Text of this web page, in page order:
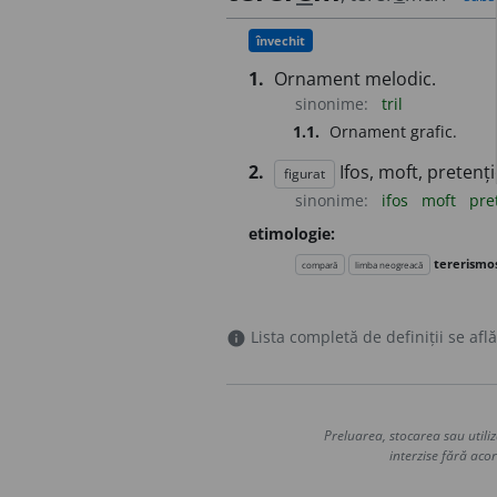
învechit
1. Ornament melodic.
sinonime:
tril
1.1. Ornament grafic.
2. figurat Ifos, moft,
sinonime: ifos moft
etimologie:
compară limba neogreacă
info Lista completă de definiții se
Preluarea, stocarea sau
interzise fără